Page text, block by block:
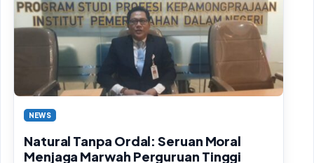
NEWS
Natural Tanpa Ordal: Seruan Moral
Menjaga Marwah Perguruan Tinggi